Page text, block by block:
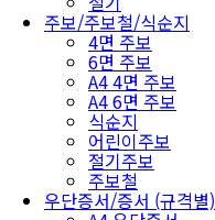
주보/주보철/식순지
4면 주보
6면 주보
A4 4면 주보
A4 6면 주보
식순지
어린이주보
절기주보
주보철
우단증서/증서 (규격별)